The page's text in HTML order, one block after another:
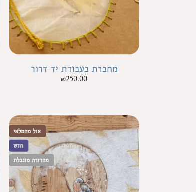
מחברת בעבודת יד-דרור
₪250.00
אזל מהמלאי
חדש
מהדורה מוגבלת